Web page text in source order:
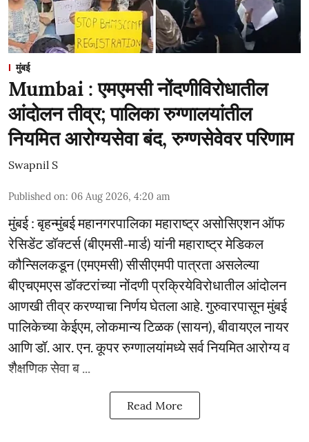
मुंबई
Mumbai : एमएमसी नोंदणीविरोधातील
आंदोलन तीव्र; पालिका रुग्णालयांतील
नियमित आरोग्यसेवा बंद, रुग्णसेवेवर परिणाम
Swapnil S
Published on: 06 Aug 2026, 4:20 am
मुंबई : बृहन्मुंबई महानगरपालिका महाराष्ट्र असोसिएशन ऑफ
रेसिडेंट डॉक्टर्स (बीएमसी-मार्ड) यांनी महाराष्ट्र मेडिकल
कौन्सिलकडून (एमएमसी) सीसीएमपी पात्रता असलेल्या
बीएचएमएस डॉक्टरांच्या नोंदणी प्रक्रियेविरोधातील आंदोलन
आणखी तीव्र करण्याचा निर्णय घेतला आहे. गुरुवारपासून मुंबई
पालिकेच्या केईएम, लोकमान्य टिळक (सायन), बीवायएल नायर
आणि डॉ. आर. एन. कूपर रुग्णालयांमध्ये सर्व नियमित आरोग्य व
शैक्षणिक सेवा ब ...
Read More